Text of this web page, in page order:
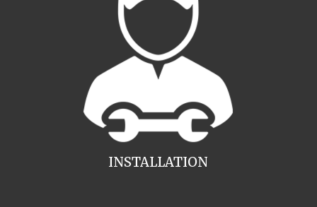
INSTALLATION